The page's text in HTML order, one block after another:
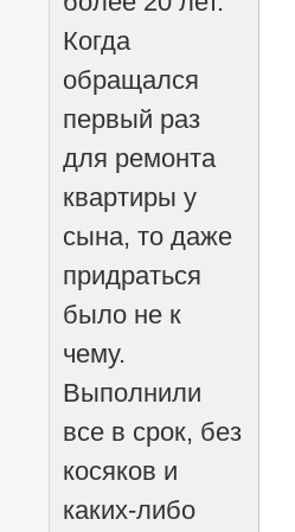
Когда
обращался
первый раз
для ремонта
квартиры у
сына, то даже
придраться
было не к
чему.
Выполнили
все в срок, без
косяков и
каких-либо